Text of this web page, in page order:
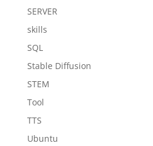
SERVER
skills
SQL
Stable Diffusion
STEM
Tool
TTS
Ubuntu